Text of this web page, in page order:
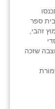
ספר
זהבי,
שזכה